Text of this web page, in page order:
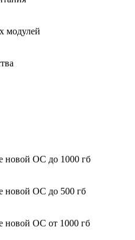
модулей
новой ОС до 1000 гб
новой ОС до 500 гб
новой ОС от 1000 гб